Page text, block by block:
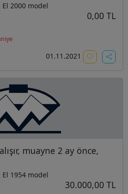
El 2000 model
0,00 TL
01.11.2021
muayne 2 ay önce,
El 1954 model
30.000,00 TL